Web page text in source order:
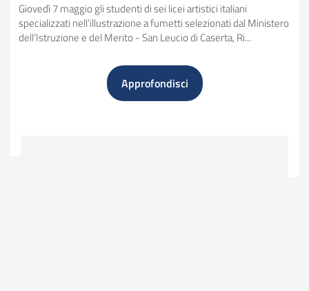
Giornata di formazione
2025-2026 - Bando
2024-2025 - Bando
Lezioni di Costituzione
Giovedì 7 maggio gli studenti di sei licei artistici italiani
specializzati nell’illustrazione a fumetti selezionati dal Ministero
dell’Istruzione e del Merito - San Leucio di Caserta, Ri...
ApprofondisciIl 1946 a fumetti